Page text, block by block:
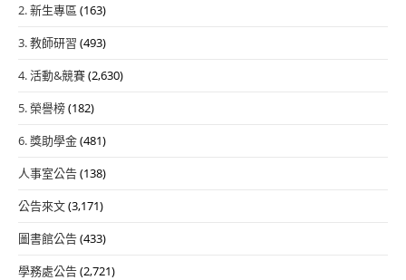
2. 新生專區 (163)
3. 教師研習 (493)
4. 活動&競賽(2,630)
5. 榮譽榜(182)
6. 獎助學金(481)
人事室公告(138)
公告來文(3,171)
圖書館公告(433)
學務處公告(2,721)